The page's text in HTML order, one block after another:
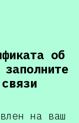
об
на ваш